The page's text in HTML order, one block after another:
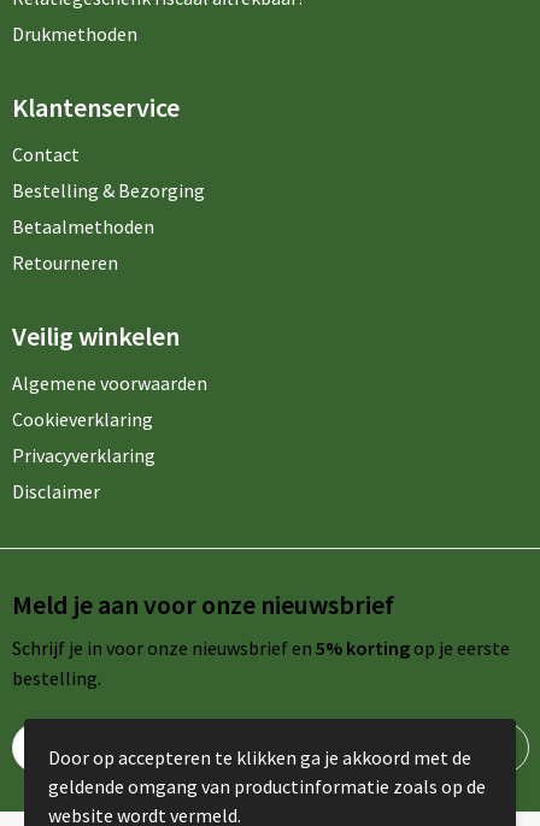
Drukmethoden
Klantenservice
Contact
Bestelling & Bezorging
Betaalmethoden
Retourneren
Veilig winkelen
Algemene voorwaarden
Cookieverklaring
Privacyverklaring
Disclaimer
Meld je aan voor onze nieuwsbrief
Schrijf je in voor onze nieuwsbrief en 5% kortingop je eerste
bestelling.
Door op accepteren te klikken ga je akkoord met de
geldende omgang van productinformatie zoals op de
website wordt vermeld.